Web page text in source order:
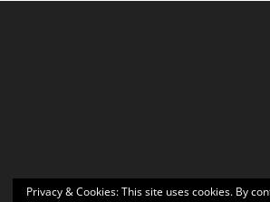
Privacy & Cookies: This site uses cookies. By